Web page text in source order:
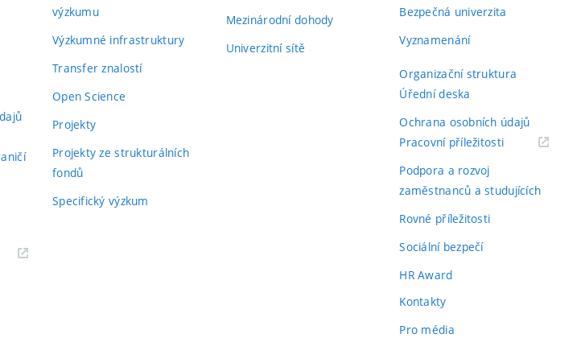
výzkumu
Výzkumné infrastruktury
Transfer znalostí
Open Science
Projekty
Projekty ze strukturálních
fondů
Specifický výzkum
Mezinárodní dohody
Univerzitní sítě
Bezpečná univerzita
Vyznamenání
Organizační struktura
Úřední deska
Ochrana osobních údajů
Pracovní příležitosti(externí
Podpora a rozvoj
zaměstnanců a studujících
Rovné příležitosti
Sociální bezpečí
HR Award
Kontakty
Pro média